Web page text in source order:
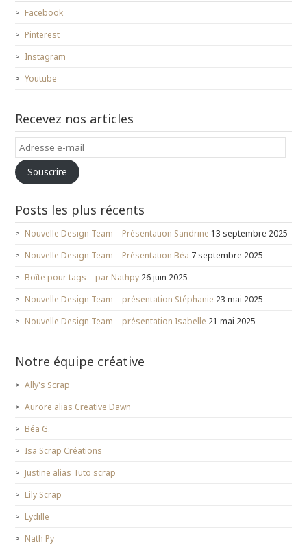
Facebook
Pinterest
Instagram
Youtube
Recevez nos articles
Adresse
e-
mailSouscrire
Posts les plus récents
Nouvelle Design Team – Présentation Sandrine 13 septembre 2025
Nouvelle Design Team – Présentation Béa 7 septembre 2025
Boîte pour tags – par Nathpy 26 juin 2025
Nouvelle Design Team – présentation Stéphanie 23 mai 2025
Nouvelle Design Team – présentation Isabelle 21 mai 2025
Notre équipe créative
Ally's Scrap
Aurore alias Creative Dawn
Béa G.
Isa Scrap Créations
Justine alias Tuto scrap
Lily Scrap
Lydille
Nath Py